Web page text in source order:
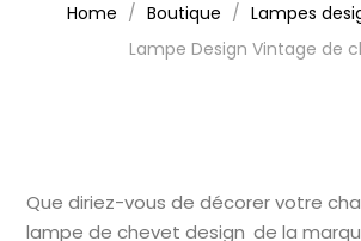
Home Boutique
Lampes
Lampe Design Vintage de
Que diriez-vous de décorer votre
lampe de chevet design de la